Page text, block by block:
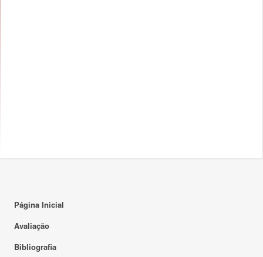
Página Inicial
Avaliação
Bibliografia